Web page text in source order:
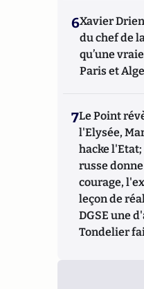
6Xavier
du chef de
qu’une
Paris et
7Le Point
l'Elysée,
hacke l'Etat;
russe
courage,
leçon de
DGSE une
Tondelier